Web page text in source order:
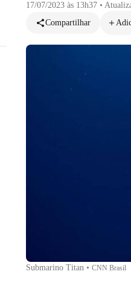
17/07/2023 às 13h37 •
Compartilhar
Submarino Titan • CNN Brasil